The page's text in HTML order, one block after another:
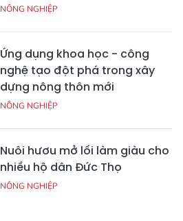
NÔNG NGHIỆP
Ứng dụng khoa học - công
nghệ tạo đột phá trong xây
dựng nông thôn mới
NÔNG NGHIỆP
Nuôi hươu mở lối làm giàu cho
nhiều hộ dân Đức Thọ
NÔNG NGHIỆP